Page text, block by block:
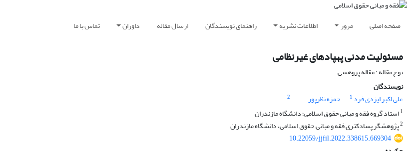
صفحه اصلی مرور اطلاعات نشریه راهنمای نویسندگان ارسال مقاله داوران تماس با ما
مسئولیت مدنی پهپادهای غیرنظامی
نوع مقاله : مقاله پژوهشی
نویسندگان
علی اکبر ایزدی فرد 1 حمزه نظرپور
2
1استاد گروه فقه و مبانی حقوق اسلامی؛ دانشگاه مازندران
2پژوهشگر پسادکتری فقه و مبانی حقوق اسلامی، دانشگاه مازندران
10.22059/jjfil.2022.338615.669304